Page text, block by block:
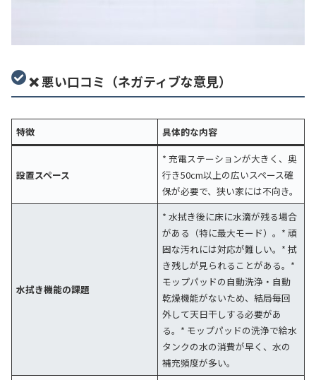
❌ 悪い口コミ（ネガティブな意見）
特徴 具体的な内容
設置スペース
* 充電ステーションが大きく、奥
行き50cm以上の広いスペース確
保が必要で、狭い家には不向き。
水拭き機能の課題
* 水拭き後に床に水滴が残る場合
がある（特に最大モード）。* 頑
固な汚れには対応が難しい。* 拭
き残しが見られることがある。*
モップパッドの自動洗浄・自動
乾燥機能がないため、結局毎回
外して天日干しする必要があ
る。* モップパッドの洗浄で給水
タンクの水の消費が早く、水の
補充頻度が多い。